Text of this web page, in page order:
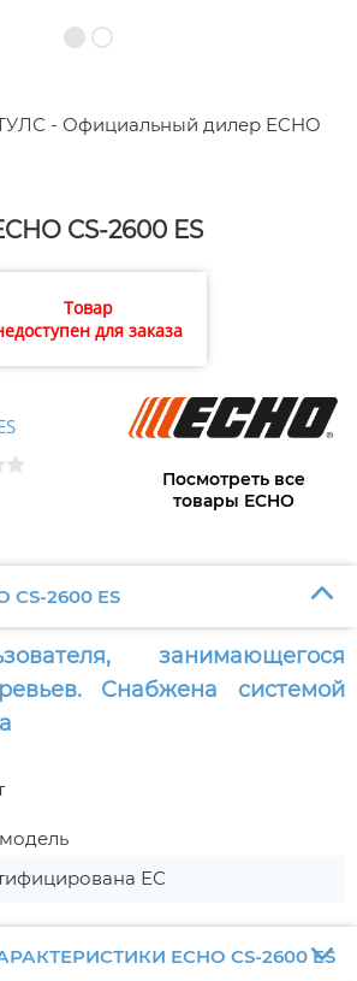
- Официальный дилер ECHO
CS-2600 ES
Товар
для заказа
Посмотреть все
товары ECHO
2600 ES
занимающегося
Снабжена системой
ЕС
ECHO CS-2600 ES